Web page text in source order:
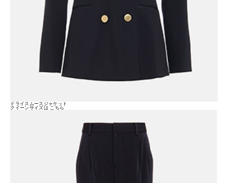
ドライスムースジャケット
クイーンサイズは こちら